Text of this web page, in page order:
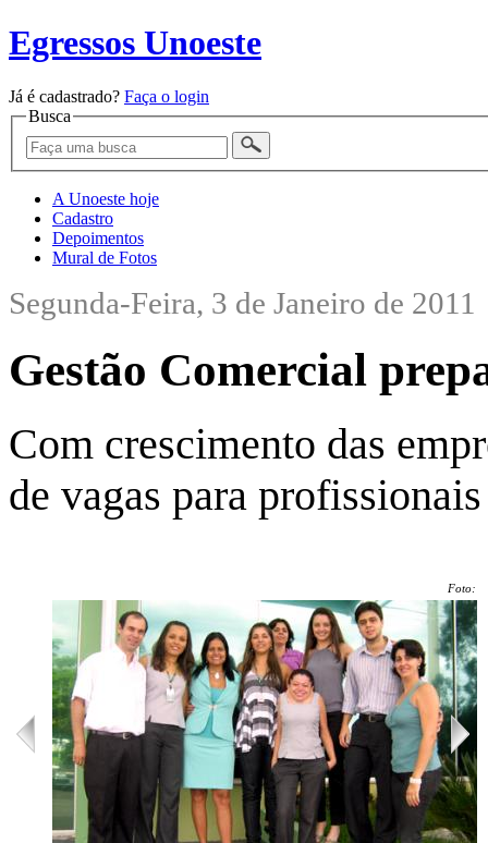
Egressos Unoeste
Já é cadastrado? Faça o login
Busca
A Unoeste hoje
Cadastro
Depoimentos
Mural de Fotos
Segunda-Feira, 3 de Janeiro de 2011
Gestão Comercial
Com crescimento das
de vagas para
Foto: